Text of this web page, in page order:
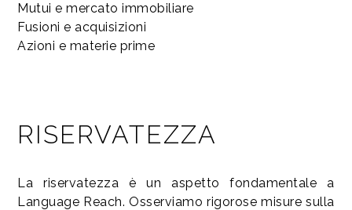
Mutui e mercato immobiliare
Fusioni e acquisizioni
Azioni e materie prime
RISERVATEZZA
La riservatezza è un aspetto fondamentale a
Language Reach. Osserviamo rigorose misure sulla